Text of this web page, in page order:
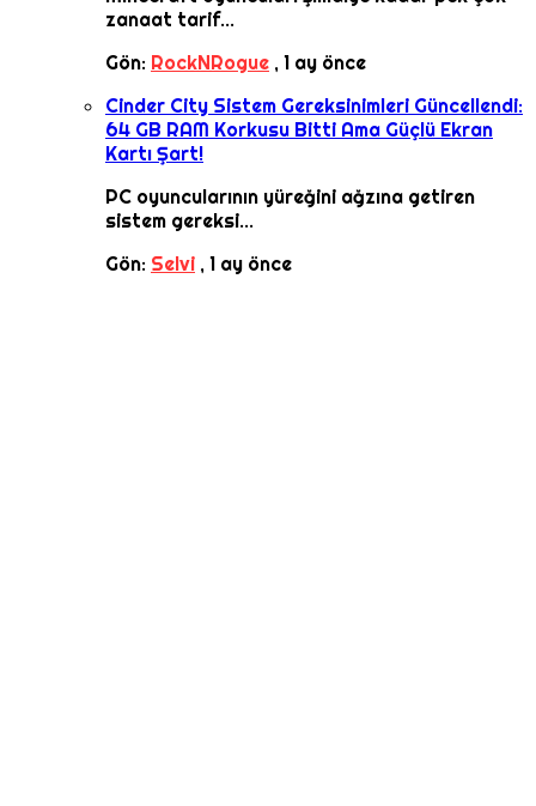
zanaat tarif...
Gön: RockNRogue , 1 ay önce
Cinder City Sistem Gereksinimleri Güncellendi:
64 GB RAM Korkusu Bitti Ama Güçlü Ekran
Kartı Şart!
PC oyuncularının yüreğini ağzına getiren
sistem gereksi...
Gön: Selvi , 1 ay önce